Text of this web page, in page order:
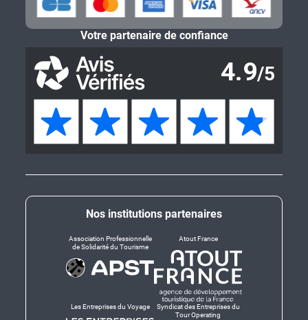
Nos institutions partenaires
Association Professionnelle
de Solidarité du Tourisme
Atout France
Les Entreprises du Voyage
Syndicat des Entreprises du
Tour Operating
Votre partenaire de confiance